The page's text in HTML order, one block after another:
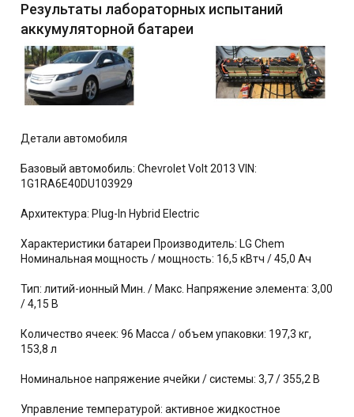
и
к
а
ц
и
и
Результаты лабораторных испытаний
аккумуляторной батареи
Детали автомобиля
Базовый автомобиль: Chevrolet Volt 2013 VIN:
1G1RA6E40DU103929
Архитектура: Plug-In Hybrid Electric
Характеристики батареи Производитель: LG Chem
Номинальная мощность / мощность: 16,5 кВтч / 45,0 Ач
Тип: литий-ионный Мин. / Макс. Напряжение элемента: 3,00
/ 4,15 В
Количество ячеек: 96 Масса / объем упаковки: 197,3 кг,
153,8 л
Номинальное напряжение ячейки / системы: 3,7 / 355,2 В
Управление температурой: активное жидкостное